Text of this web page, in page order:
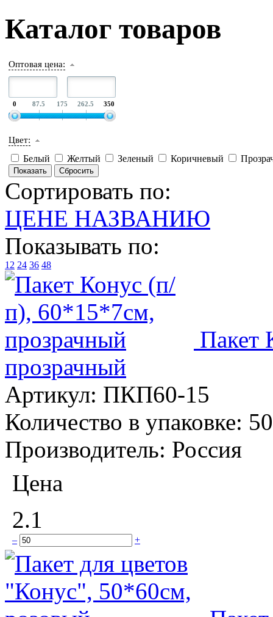
Каталог товаров
Оптовая цена:
0 87.5 175 262.5 350
Цвет:
Белый Желтый Зеленый Коричневый
Сортировать по:
ЦЕНЕ НАЗВАНИЮ
Показывать по:
12 24 36 48
Пакет
прозрачный
Артикул: ПКП60-15
Количество в упаковке: 50
Производитель: Россия
Цена
2.1
– +